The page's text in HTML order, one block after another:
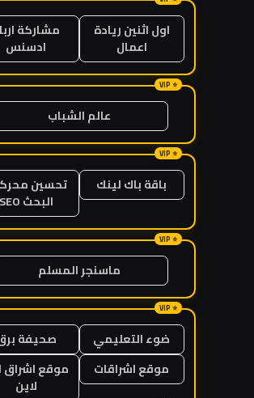
اول اثنين ريادة
اعمال
مشاركة
ادسنس
عالم الشباب
باقة باك لينك
تحسين
البحث SEO
ماسنجر المسلم
ضوء التعليمي
صحيفة
موقع اشراقات
موقع اشراق
لاين